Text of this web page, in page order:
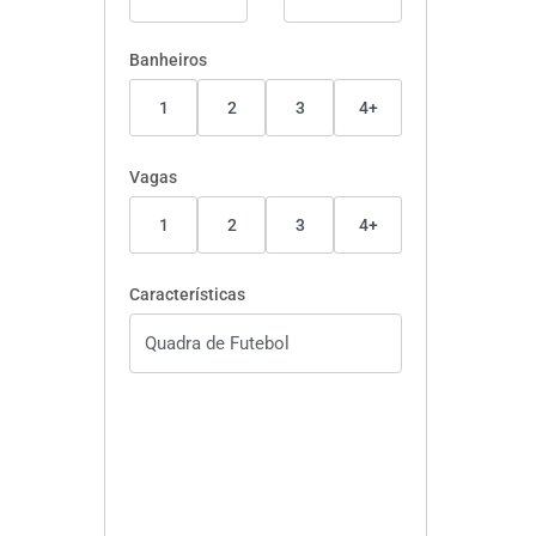
Banheiros
1 2 3 4+
Vagas
1 2 3 4+
Características